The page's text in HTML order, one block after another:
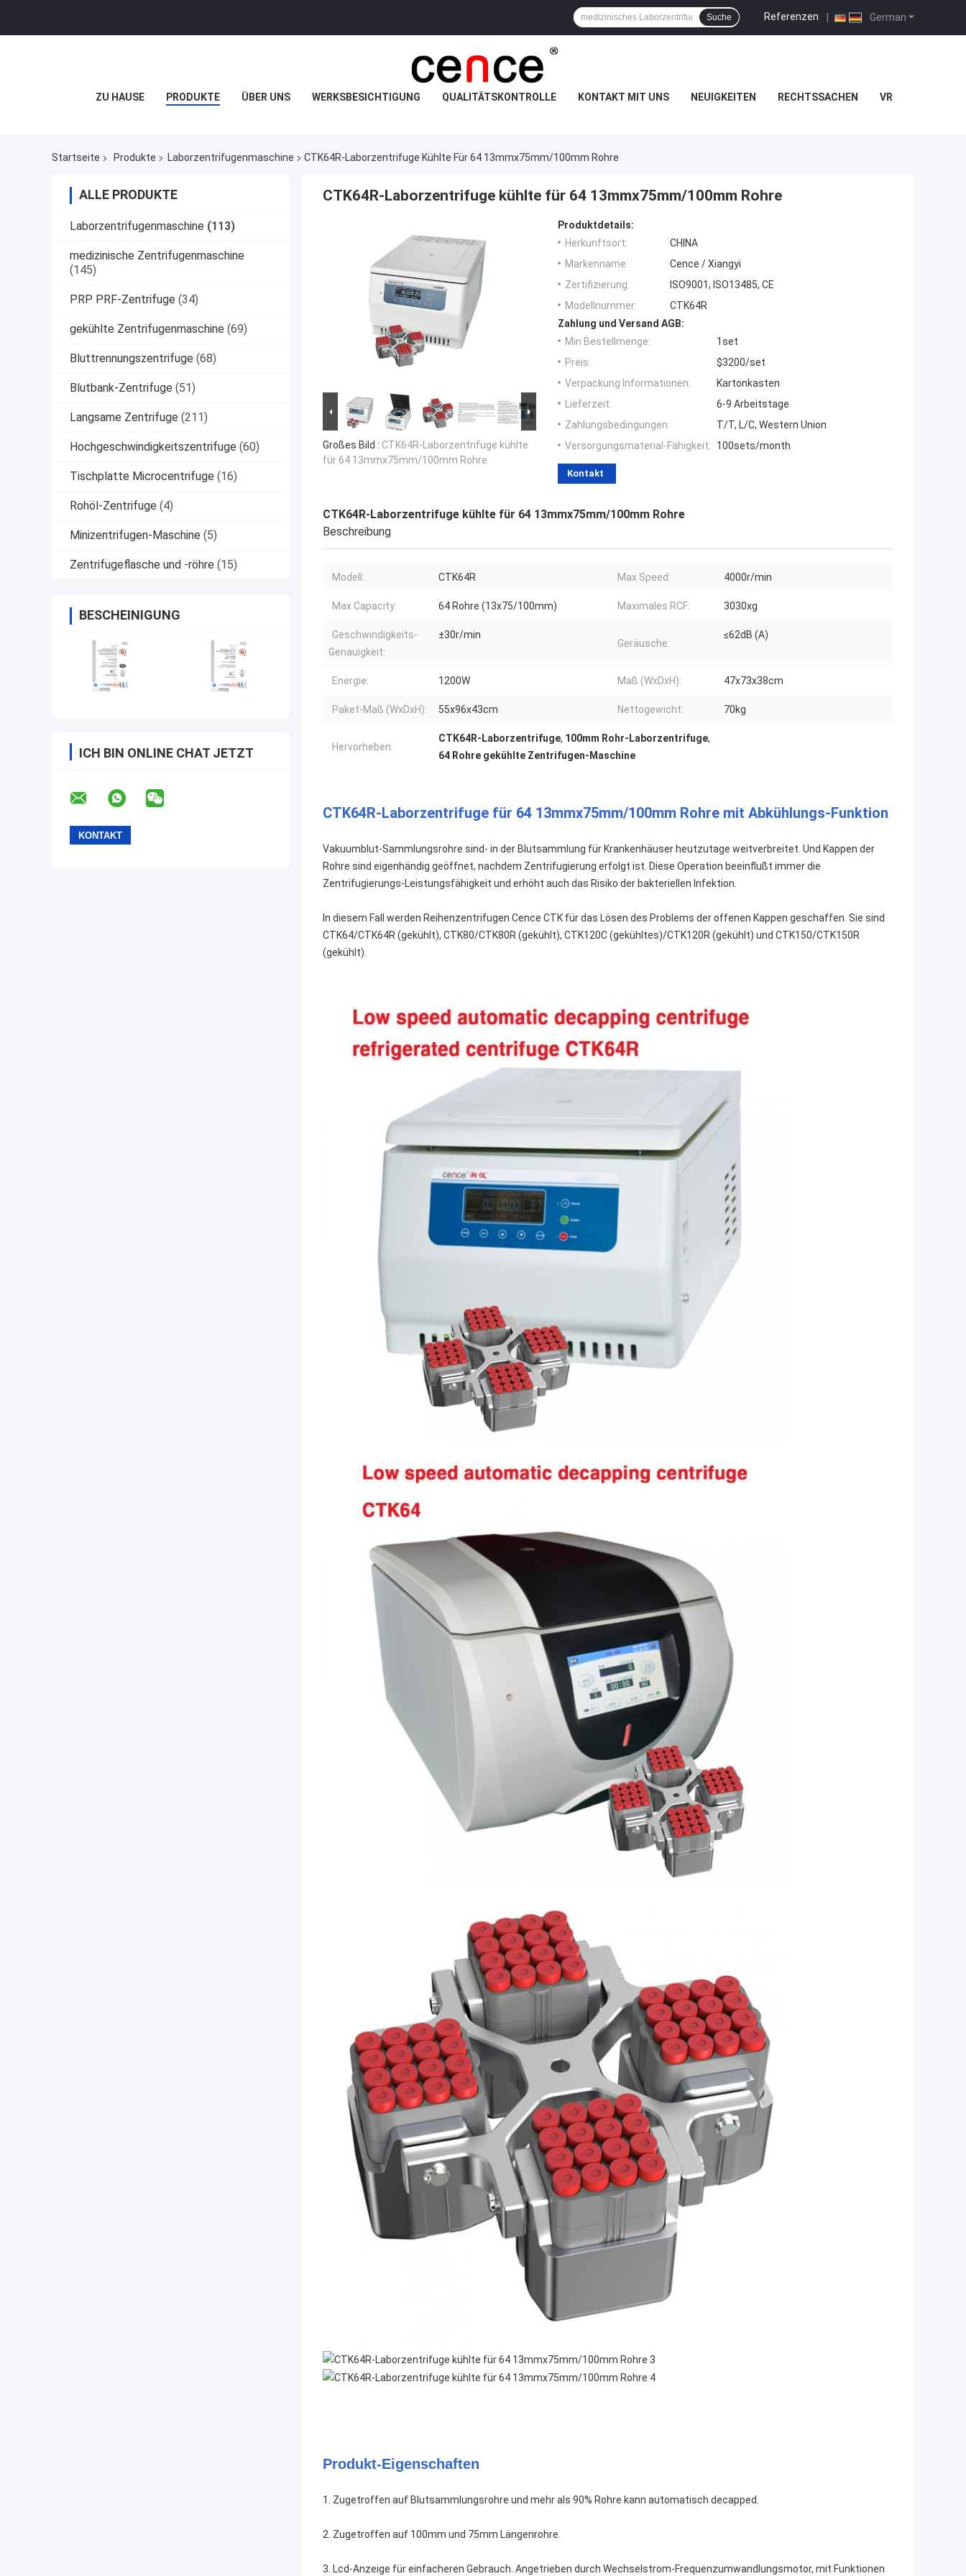
German
Referenzen |
Suche
ZU HAUSE PRODUKTE ÜBER UNS WERKSBESICHTIGUNG QUALITÄTSKONTROLLE KONTAKT MIT UNS NEUIGKEITEN RECHTSSACHEN VR
Startseite Produkte Laborzentrifugenmaschine CTK64R-Laborzentrifuge Kühlte Für 64 13mmx75mm/100mm Rohre
ALLE PRODUKTE
Laborzentrifugenmaschine (113)
medizinische Zentrifugenmaschine
(145)
PRP PRF-Zentrifuge (34)
gekühlte Zentrifugenmaschine (69)
Bluttrennungszentrifuge (68)
Blutbank-Zentrifuge (51)
Langsame Zentrifuge (211)
Hochgeschwindigkeitszentrifuge (60)
Tischplatte Microcentrifuge (16)
Rohöl-Zentrifuge (4)
Minizentrifugen-Maschine (5)
Zentrifugeflasche und -röhre (15)
BESCHEINIGUNG
ICH BIN ONLINE CHAT JETZT
CTK64R-Laborzentrifuge kühlte für 64 13mmx75mm/100mm Rohre
Großes Bild : CTK64R-Laborzentrifuge kühlte
für 64 13mmx75mm/100mm Rohre
Produktdetails:
Herkunftsort:
CHINA
Markenname:
Cence / Xiangyi
Zertifizierung:
ISO9001, ISO13485, CE
Modellnummer:
CTK64R
Zahlung und Versand AGB:
Min Bestellmenge:
1set
Preis:
$3200/set
Verpackung Informationen:
Kartonkasten
Lieferzeit:
6-9 Arbeitstage
Zahlungsbedingungen:
T/T, L/C, Western Union
Versorgungsmaterial-Fähigkeit:
100sets/month
Kontakt
CTK64R-Laborzentrifuge kühlte für 64 13mmx75mm/100mm Rohre
Beschreibung
Modell: CTK64R Max Speed: 4000r/min
Max Capacity: 64 Rohre (13x75/100mm) Maximales RCF: 3030xg
Geschwindigkeits-
Genauigkeit:
±30r/min
Geräusche:
≤62dB (A)
Energie: 1200W Maß (WxDxH): 47x73x38cm
Paket-Maß (WxDxH): 55x96x43cm Nettogewicht: 70kg
Hervorheben:
CTK64R-Laborzentrifuge, 100mm Rohr-Laborzentrifuge,
64 Rohre gekühlte Zentrifugen-Maschine
CTK64R-Laborzentrifuge für 64 13mmx75mm/100mm Rohre mit Abkühlungs-Funktion
Vakuumblut-Sammlungsrohre sind- in der Blutsammlung für Krankenhäuser heutzutage weitverbreitet. Und Kappen der
Rohre sind eigenhändig geöffnet, nachdem Zentrifugierung erfolgt ist. Diese Operation beeinflußt immer die
Zentrifugierungs-Leistungsfähigkeit und erhöht auch das Risiko der bakteriellen Infektion.
In diesem Fall werden Reihenzentrifugen Cence CTK für das Lösen des Problems der offenen Kappen geschaffen. Sie sind
CTK64/CTK64R (gekühlt), CTK80/CTK80R (gekühlt), CTK120C (gekühltes)/CTK120R (gekühlt) und CTK150/CTK150R
(gekühlt).
Produkt-Eigenschaften
1. Zugetroffen auf Blutsammlungsrohre und mehr als 90% Rohre kann automatisch decapped.
2. Zugetroffen auf 100mm und 75mm Längenrohre.
3. Lcd-Anzeige für einfacheren Gebrauch. Angetrieben durch Wechselstrom-Frequenzumwandlungsmotor, mit Funktionen